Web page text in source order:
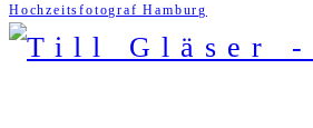
Hochzeitsfotograf Hamburg